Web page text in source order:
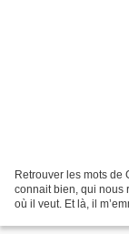
Retrouver les mots de
connait bien, qui nous
où il veut. Et là, il